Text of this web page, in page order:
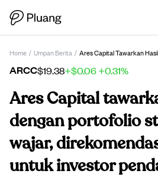
Home / Umpan Berita /
ARCC$19.38+$0.06+0.31%
Ares Capital
dengan portofolio
wajar,
untuk investor